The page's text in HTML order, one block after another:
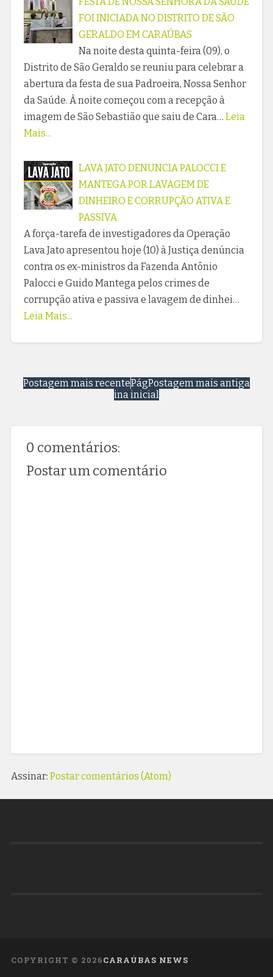
FOI INICIADA NO DISTRITO DE SÃO
GERALDO EM CARAÚBAS
Na noite desta quinta-feira (09), o
Distrito de São Geraldo se reuniu para celebrar a
abertura da festa de sua Padroeira, Nossa Senhor
da Saúde. À noite começou com a recepção à
imagem de São Sebastião que saiu de Cara… Leia
Mais...
LAVA JATO DENUNCIA PALOCCI E
MANTEGA POR LAVAGEM DE
DINHEIRO E CORRUPÇÃO ATIVA E
PASSIVA
A força-tarefa de investigadores da Operação
Lava Jato apresentou hoje (10) à Justiça denúncia
contra os ex-ministros da Fazenda Antônio
Palocci e Guido Mantega pelos crimes de
corrupção ativa e passiva e lavagem de dinhei…
Leia Mais...
Postagem mais recente Postagem mais antiga
Pág
ina inicial
0 comentários:
Postar um comentário
Assinar: Postar comentários (Atom)
COPYRIGHT © 2026CARAÚBAS NEWS